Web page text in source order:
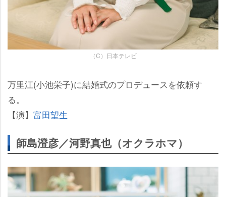
（C）日本テレビ
万里江(小池栄子)に結婚式のプロデュースを依頼す
る。
【演】 富田望生
師島澄彦／河野真也（オクラホマ）